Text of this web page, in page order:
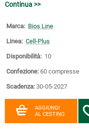
Continua >>
Marca: Bios Line
Linea: Cell-Plus
Disponibilità: 10
Confezione: 60 compresse
Scadenza: 30-05-2027
AGGIUNGI
AL CESTINO